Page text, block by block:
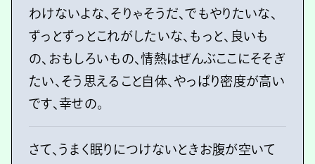
わけないよな、そりゃそうだ、でもやりたいな、
ずっとずっとこれがしたいな、もっと、良いも
の、おもしろいもの、情熱はぜんぶここにそそぎ
たい、そう思えること自体、やっぱり密度が高い
です、幸せの。
さて、うまく眠りにつけないときお腹が空いて